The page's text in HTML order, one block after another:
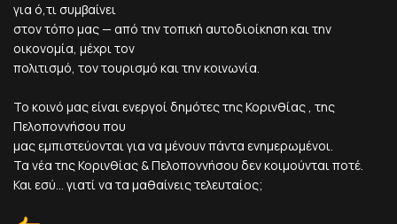
για ό,τι συμβαίνει
στον τόπο μας — από την τοπική αυτοδιοίκηση και την
οικονομία, μέχρι τον
πολιτισμό, τον τουρισμό και την κοινωνία.
Το κοινό μας είναι ενεργοί δημότες της Κορινθίας , της
Πελοποννήσου που
μας εμπιστεύονται για να μένουν πάντα ενημερωμένοι.
Τα νέα της Κορινθίας & Πελοποννήσου δεν κοιμούνται ποτέ.
Και εσύ... γιατί να τα μαθαίνεις τελευταίος;